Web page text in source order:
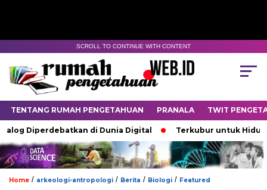
SCROLL TO CONTINUE WITH CONTENT
TENTANG RUMAH PENGETAHUAN PRANALA TWIT
Diperdebatkan di Dunia Digital Terkubur untuk Hidup
Home / arkeologi-antropologi / Berita / Biologi / Featured